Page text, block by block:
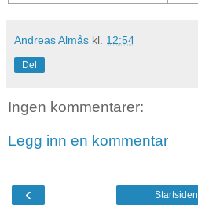
Andreas Almås kl. 12:54
Del
Ingen kommentarer:
Legg inn en kommentar
‹ Startsiden